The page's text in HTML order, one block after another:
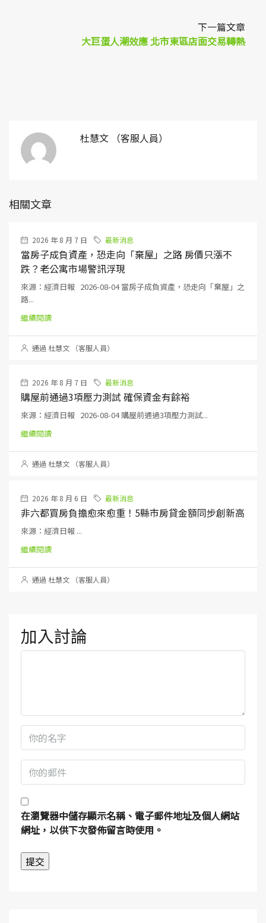
下一篇文章
大巨蛋人潮效應 北市東區店面交易轉熱
杜慧文 （客服人員）
相關文章
2026 年 8 月 7 日 最新消息
當房子成負資產，恐走向「棄屋」之路 房價只漲不
跌？老公寓市場警訊浮現
來源：經濟日報 2026-08-04 當房子成負資產，恐走向「棄屋」之
路...
繼續閱讀
通過 杜慧文 （客服人員）
2026 年 8 月 7 日 最新消息
購屋前通過3項壓力測試 確保資金有餘裕
來源：經濟日報 2026-08-04 購屋前通過3項壓力測試...
繼續閱讀
通過 杜慧文 （客服人員）
2026 年 8 月 6 日 最新消息
非六都買房負擔愈來愈重！5縣市房貸金額同步創新高
來源：經濟日報 ...
繼續閱讀
通過 杜慧文 （客服人員）
加入討論
在瀏覽器中儲存顯示名稱、電子郵件地址及個人網站
網址，以供下次發佈留言時使用。